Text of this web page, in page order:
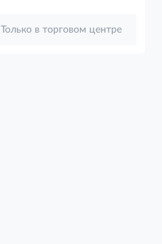
Только в торговом центре